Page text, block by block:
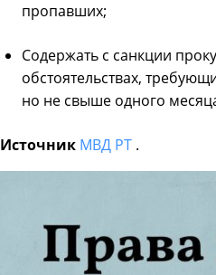
пропавших;
Содержать с санкции
обстоятельствах,
но не свыше одного
Источник МВД РТ .